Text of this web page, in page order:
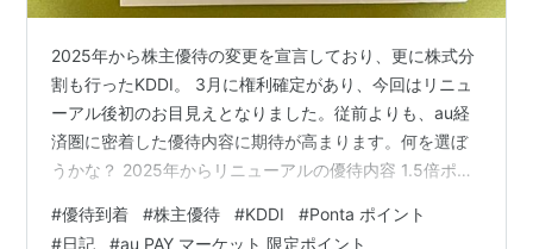
2025年から株主優待の変更を宣言しており、更に株式分
割も行ったKDDI。 3月に権利確定があり、今回はリニュ
ーアル後初のお目見えとなりました。従前よりも、au経
済圏に密着した優待内容に期待が高まります。何を選ぼ
うかな？ 2025年からリニューアルの優待内容 1.5倍ポイ
2025年からリニューアルの優待内容2024年まで、KDDI
#優待到着 #株主優待 #KDDI #Ponta ポイント
#日記 #au PAY マーケット 限定ポイント